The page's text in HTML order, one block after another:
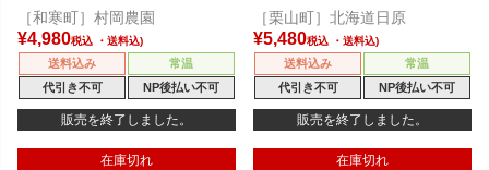
［和寒町］村岡農園
¥4,980税込
送料込み
常温
代引き不可
NP後払い不可
販売を終了しました。
在庫切れ
［栗山町］北海道日原
¥5,480税込
送料込み
常温
代引き不可
NP後払い不可
販売を終了しました。
在庫切れ